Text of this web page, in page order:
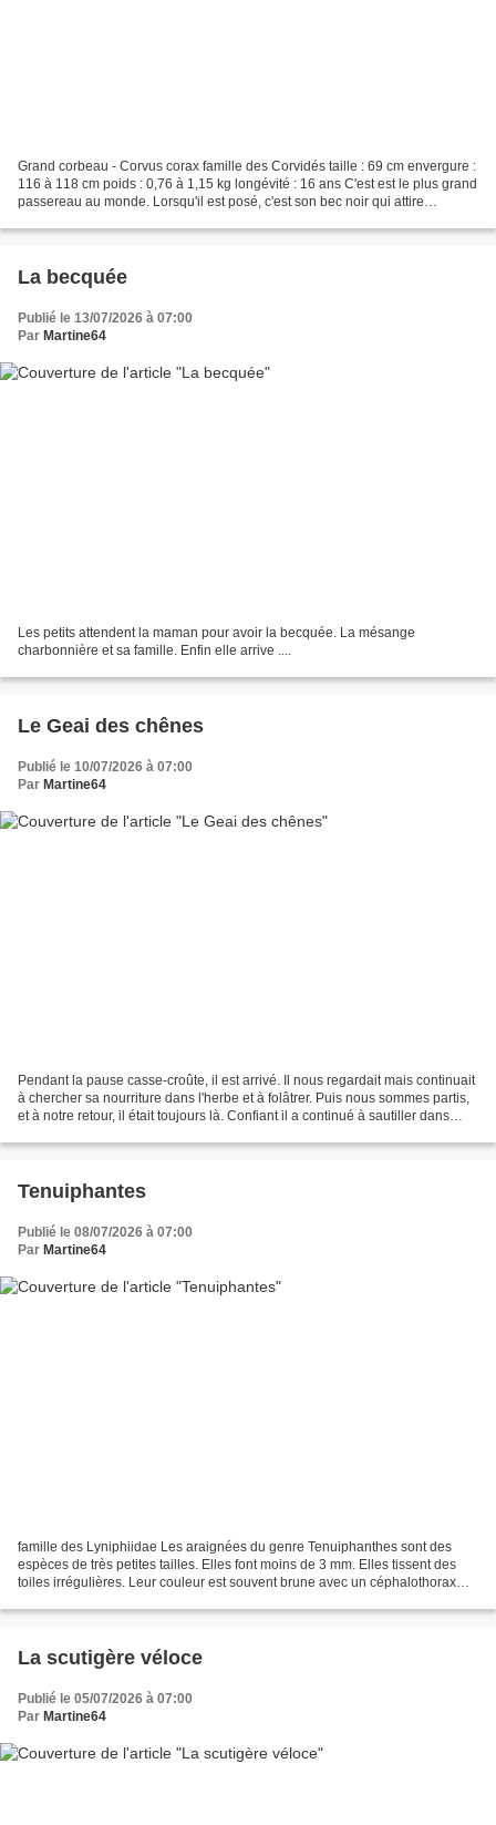
Grand corbeau - Corvus corax famille des Corvidés taille : 69 cm envergure :
116 à 118 cm poids : 0,76 à 1,15 kg longévité : 16 ans C'est est le plus grand
passereau au monde. Lorsqu'il est posé, c'est son bec noir qui attire
La becquée
Publié le 13/07/2026 à 07:00
Par Martine64
Les petits attendent la maman pour avoir la becquée. La mésange
charbonnière et sa famille. Enfin elle arrive ....
Le Geai des chênes
Publié le 10/07/2026 à 07:00
Par Martine64
Pendant la pause casse-croûte, il est arrivé. Il nous regardait mais continuait
à chercher sa nourriture dans l'herbe et à folâtrer. Puis nous sommes partis,
et à notre retour, il était toujours là. Confiant il a continué à sautiller dans
Tenuiphantes
Publié le 08/07/2026 à 07:00
Par Martine64
famille des Lyniphiidae Les araignées du genre Tenuiphanthes sont des
espèces de très petites tailles. Elles font moins de 3 mm. Elles tissent des
toiles irrégulières. Leur couleur est souvent brune avec un céphalothorax
La scutigère véloce
Publié le 05/07/2026 à 07:00
Par Martine64